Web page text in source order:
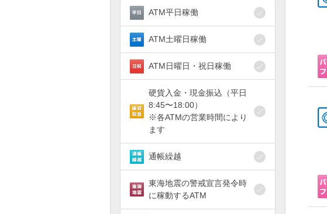
ATM平日稼働
ATM土曜日稼働
ATM日曜日・祝日稼働
硬貨入金・現金振込（平日
8:45〜18:00）
※各ATMの営業時間により
ます
通帳繰越
東海地震の警戒宣言発令時
に稼動するATM